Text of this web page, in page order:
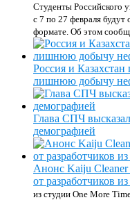
Студенты Российского
с 7 по 27 февраля
формате. Об этом
Россия и
лишнюю добычу
Глава СПЧ
демографией
Анонс Kaiju
от разработчиков
из студии One More